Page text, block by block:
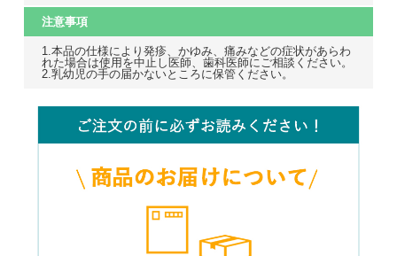
注意事項
1.本品の仕様により発疹、かゆみ、痛みなどの症状があらわ
れた場合は使用を中止し医師、歯科医師にご相談ください。
2.乳幼児の手の届かないところに保管ください。